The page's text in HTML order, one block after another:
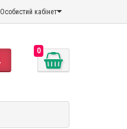
Особистий кабінет
0